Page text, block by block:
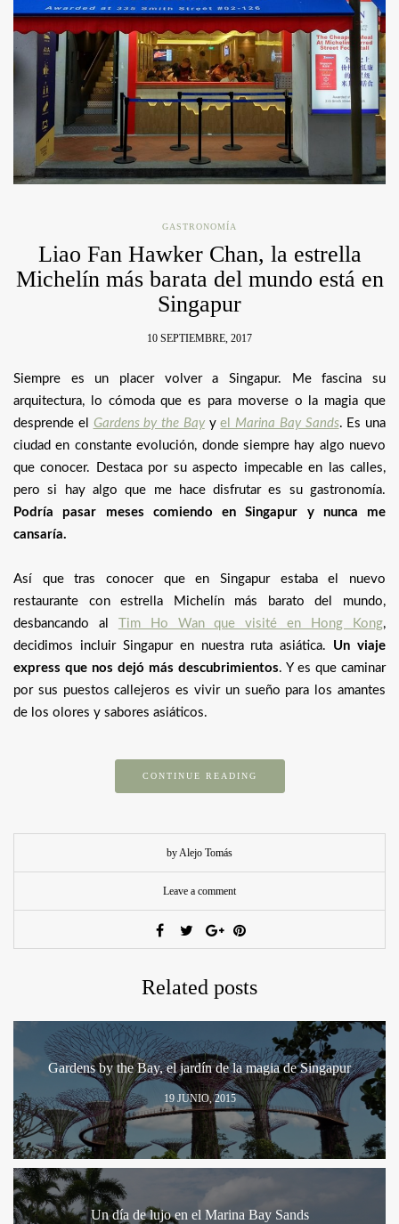
GASTRONOMÍA
Liao Fan Hawker Chan, la estrella
Michelín más barata del mundo está en
Singapur
10 SEPTIEMBRE, 2017
Siempre es un placer volver a Singapur. Me fascina su
arquitectura, lo cómoda que es para moverse o la magia que
desprende el Gardens by the Bayyel Marina Bay Sands. Es una
ciudad en constante evolución, donde siempre hay algo nuevo
que conocer. Destaca por su aspecto impecable en las calles,
pero si hay algo que me hace disfrutar es su gastronomía.
Podría pasar meses comiendo en Singapur y nunca me
cansaría.
Así que tras conocer que en Singapur estaba el nuevo
restaurante con estrella Michelín más barato del mundo,
desbancando al
Tim Ho Wan que visité en Hong Kong,
decidimos incluir Singapur en nuestra ruta asiática. Un viaje
express que nos dejó más descubrimientos. Y es que caminar
por sus puestos callejeros es vivir un sueño para los amantes
de los olores y sabores asiáticos.
CONTINUE READING
by Alejo Tomás
Leave a comment
Related posts
Gardens by the Bay, el jardín de la magia de Singapur
19 JUNIO, 2015
Un día de lujo en el Marina Bay Sands